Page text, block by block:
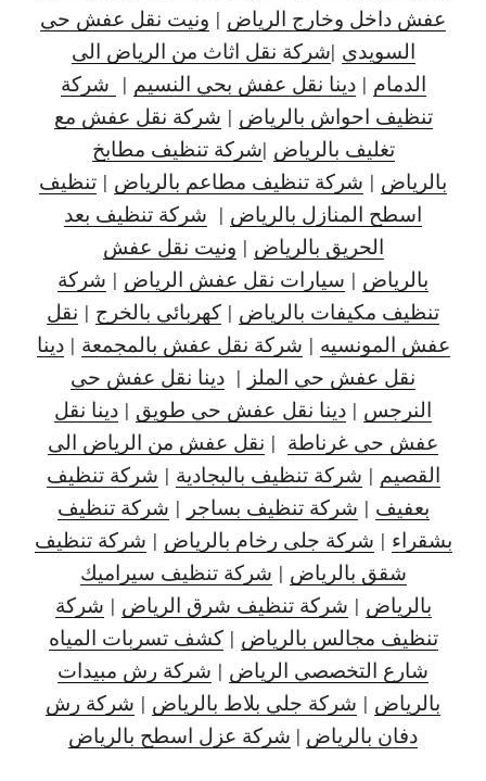
عفش داخل وخارج الرياض | ونيت نقل عفش حي
السويدي |شركة نقل اثاث من الرياض الى
الدمام |دينا نقل عفش بحي النسيم | شركة
تنظيف احواش بالرياض | شركة نقل عفش مع
تغليف بالرياض |شركة تنظيف مطابخ
بالرياض | شركة تنظيف مطاعم بالرياض | تنظيف
اسطح المنازل بالرياض | شركة تنظيف بعد
الحريق بالرياض | ونيت نقل عفش
بالرياض | سيارات نقل عفش الرياض | شركة
تنظيف مكيفات بالرياض | كهربائي بالخرج | نقل
عفش المونسيه | شركة نقل عفش بالمجمعة |دينا
نقل عفش حي الملز | دينا نقل عفش حي
النرجس | دينا نقل عفش حي طويق | دينا نقل
عفش حي غرناطة | نقل عفش من الرياض الى
القصيم | شركة تنظيف بالبجادية | شركة تنظيف
بعفيف | شركة تنظيف بساجر | شركة تنظيف
بشقراء | شركة جلى رخام بالرياض | شركة تنظيف
شقق بالرياض | شركة تنظيف سيراميك
بالرياض | شركة تنظيف شرق الرياض | شركة
تنظيف مجالس بالرياض |كشف تسربات المياه
شارع التخصصي الرياض | شركة رش مبيدات
بالرياض | شركة جلي بلاط بالرياض | شركة رش
دفان بالرياض | شركة عزل اسطح بالرياض